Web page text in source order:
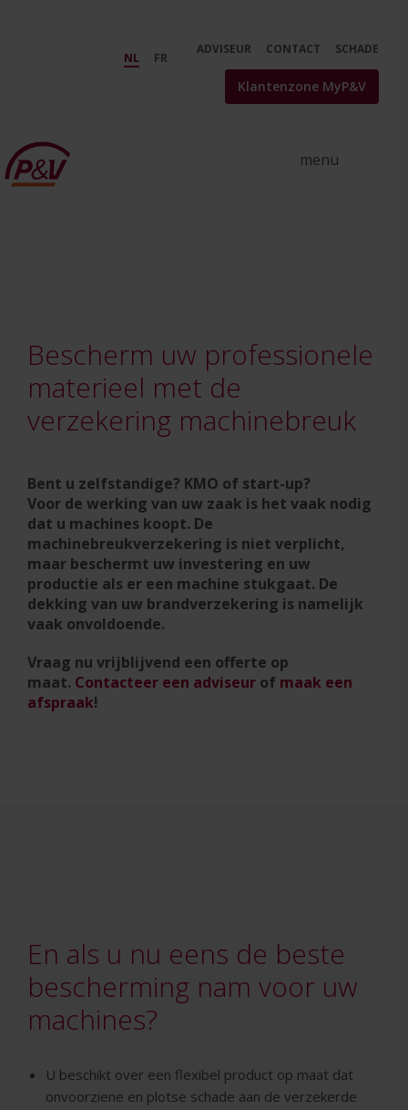
NL FR
ADVISEUR CONTACT SCHADE
Klantenzone MyP&V
Bescherm uw professionele
materieel met de
verzekering machinebreuk
Bent u zelfstandige? KMO of start-up?
Voor de werking van uw zaak is het vaak nodig
dat u machines koopt. De
machinebreukverzekering is niet verplicht,
maar beschermt uw investering en uw
productie als er een machine stukgaat. De
dekking van uw brandverzekering is namelijk
vaak onvoldoende.
Vraag nu vrijblijvend een offerte op
maat. Contacteer een adviseur of maak een
afspraak!
En als u nu eens de beste
bescherming nam voor uw
machines?
U beschikt over een flexibel product op maat dat
onvoorziene en plotse schade aan de verzekerde